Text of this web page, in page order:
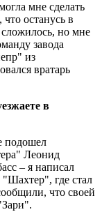
мне сделать
останусь в
но мне
завода
из
вратарь
в
подошел
Леонид
– я написал
"Шахтер", где стал
что своей